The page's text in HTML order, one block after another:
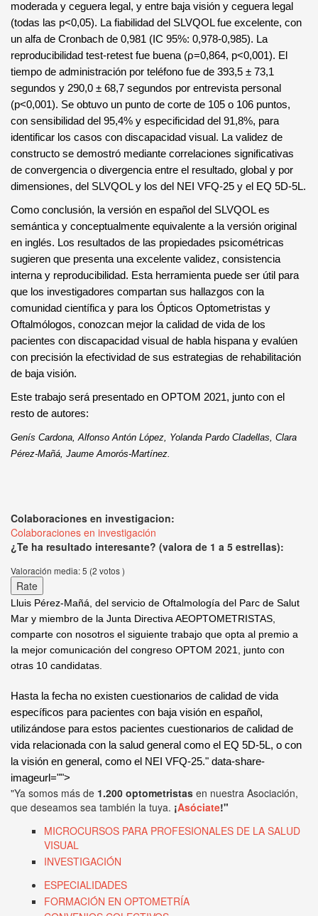
moderada y ceguera legal, y entre baja visión y ceguera legal
(todas las p<0,05). La fiabilidad del SLVQOL fue excelente, con
un alfa de Cronbach de 0,981 (IC 95%: 0,978-0,985). La
reproducibilidad test-retest fue buena (ρ=0,864, p<0,001). El
tiempo de administración por teléfono fue de 393,5 ± 73,1
segundos y 290,0 ± 68,7 segundos por entrevista personal
(p<0,001). Se obtuvo un punto de corte de 105 o 106 puntos,
con sensibilidad del 95,4% y especificidad del 91,8%, para
identificar los casos con discapacidad visual. La validez de
constructo se demostró mediante correlaciones significativas
de convergencia o divergencia entre el resultado, global y por
dimensiones, del SLVQOL y los del NEI VFQ-25 y el EQ 5D-5L.
Como conclusión, la versión en español del SLVQOL es
semántica y conceptualmente equivalente a la versión original
en inglés. Los resultados de las propiedades psicométricas
sugieren que presenta una excelente validez, consistencia
interna y reproducibilidad. Esta herramienta puede ser útil para
que los investigadores compartan sus hallazgos con la
comunidad científica y para los Ópticos Optometristas y
Oftalmólogos, conozcan mejor la calidad de vida de los
pacientes con discapacidad visual de habla hispana y evalúen
con precisión la efectividad de sus estrategias de rehabilitación
de baja visión.
Este trabajo será presentado en OPTOM 2021, junto con el
resto de autores:
Genís Cardona, Alfonso Antón López, Yolanda Pardo Cladellas, Clara
Pérez-Mañá, Jaume Amorós-Martínez.
Colaboraciones en investigacion:
Colaboraciones en investigación
¿Te ha resultado interesante? (valora de 1 a 5 estrellas):
Valoración media:5 (2 votos )
Lluis Pérez-Mañá, del servicio de Oftalmología del Parc de Salut
Mar y miembro de la Junta Directiva AEOPTOMETRISTAS,
comparte con nosotros el siguiente trabajo que opta al premio a
la mejor comunicación del congreso OPTOM 2021, junto con
otras 10 candidatas.
Hasta la fecha no existen cuestionarios de calidad de vida
específicos para pacientes con baja visión en español,
utilizándose para estos pacientes cuestionarios de calidad de
vida relacionada con la salud general como el EQ 5D-5L, o con
la visión en general, como el NEI VFQ-25." data-share-
imageurl="">
"Ya somos más de 1.200 optometristas en nuestra Asociación,
que deseamos sea también la tuya. ¡Asóciate!"
MICROCURSOS PARA PROFESIONALES DE LA SALUD
VISUAL
INVESTIGACIÓN
ESPECIALIDADES
FORMACIÓN EN OPTOMETRÍA